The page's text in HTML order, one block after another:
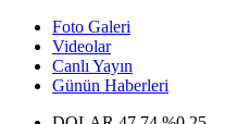
Foto Galeri
Videolar
Canlı Yayın
Günün Haberleri